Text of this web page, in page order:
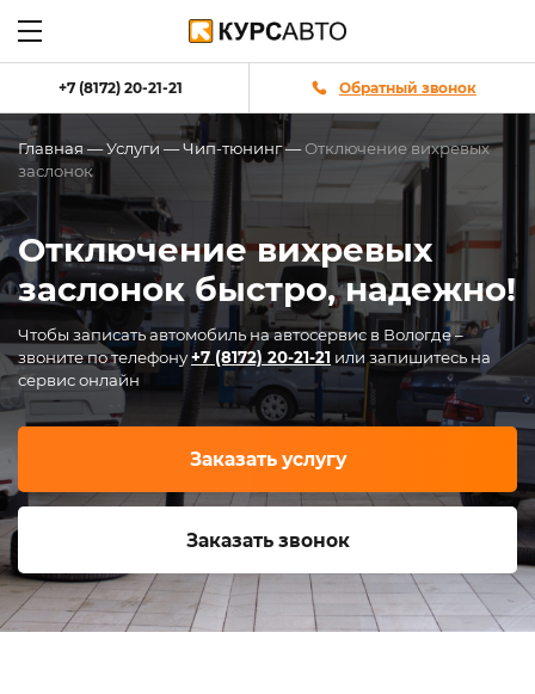
+7 (8172) 20-21-21 Обратный звонок
Главная —Услуги —Чип-тюнинг—Отключение вихревых
заслонок
Отключение вихревых
заслонок быстро, надежно!
Чтобы записать автомобиль на автосервис в Вологде –
звоните по телефону+7 (8172) 20-21-21 или запишитесь на
сервис онлайн
Заказать услугу
Заказать звонок